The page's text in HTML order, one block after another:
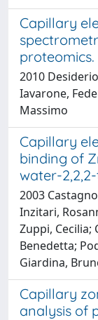
Capillary
proteomics.
2010
Iavarone,
Massimo
Capillary
binding of
water-
2003
Inzitari,
Zuppi, Cecilia;
Benedetta;
Giardina,
Capillary
analysis of